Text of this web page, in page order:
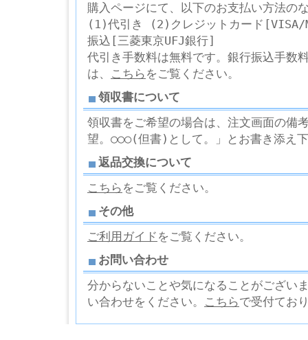
購入ページにて、以下のお支払い方法の
(1)代引き (2)クレジットカード
振込[三菱東京UFJ銀行]
代引き手数料は無料です。銀行振込手数
は、 こちら をご覧ください。
領収書について
領収書をご希望の場合は、注文画面の
望。○○○(但書)として。」とお書き添え
返品交換について
こちら をご覧ください。
その他
ご利用ガイド をご覧ください。
お問い合わせ
分からないことや気になることがござい
い合わせをください。 こちらで受付てお